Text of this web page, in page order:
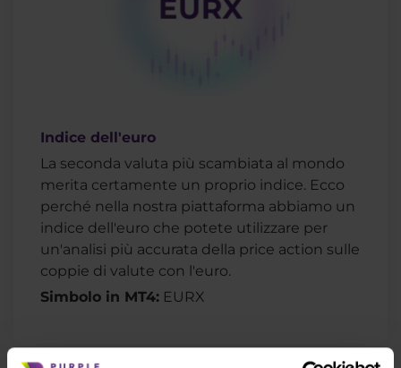
Indice dell'euro
La seconda valuta più scambiata al mondo
merita certamente un proprio indice. Ecco
perché nella nostra piattaforma abbiamo un
indice dell'euro che potete utilizzare per
un'analisi più accurata della price action sulle
coppie di valute con l'euro.
Simbolo in MT4: EURX